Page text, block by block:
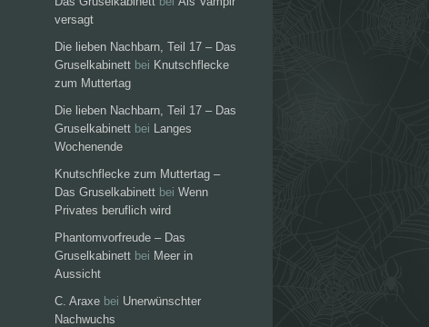
versagt
Die lieben Nachbarn, Teil 17 – Das
Gruselkabinett bei Knutschflecke
zum Muttertag
Die lieben Nachbarn, Teil 17 – Das
Gruselkabinett bei Langes
Wochenende
Knutschflecke zum Muttertag –
Das Gruselkabinett bei Wenn
Privates beruflich wird
Phantomvorfreude – Das
Gruselkabinett bei Meer in
Aussicht
C. Araxe bei Unerwünschter
Nachwuchs